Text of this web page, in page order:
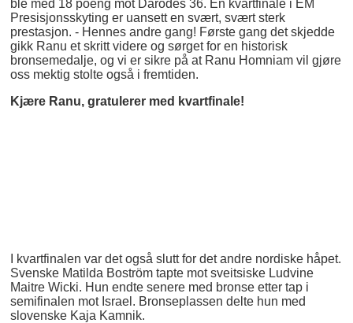
ble med 18 poeng mot Darodes 36. En kvartfinale i EM
Presisjonsskyting er uansett en svært, svært sterk
prestasjon. - Hennes andre gang! Første gang det skjedde
gikk Ranu et skritt videre og sørget for en historisk
bronsemedalje, og vi er sikre på at Ranu Homniam vil gjøre
oss mektig stolte også i fremtiden.
Kjære Ranu, gratulerer med kvartfinale!
I kvartfinalen var det også slutt for det andre nordiske håpet.
Svenske Matilda Boström tapte mot sveitsiske Ludvine
Maitre Wicki. Hun endte senere med bronse etter tap i
semifinalen mot Israel. Bronseplassen delte hun med
slovenske Kaja Kamnik.